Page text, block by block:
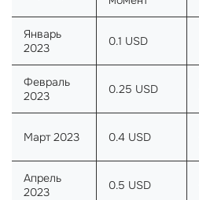
Январь
2023
0.1 USD
Февраль
2023
0.25 USD
Март 2023 0.4 USD
Апрель
2023
0.5 USD